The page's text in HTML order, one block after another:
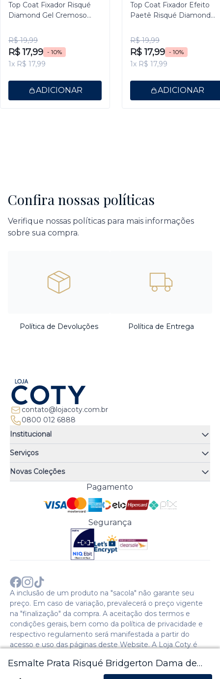
Esmalte Prata Risqué Bridgerton Dama de
Top Coat Fixador Risqué
Diamond Gel Cremoso
R$ 19,99
R$ 17,99 - 10%
1x R$ 17,99
ADICIONAR
Top Coat Fixador Efeito
Paetê Risqué Diamond
R$ 19,99
R$ 17,99 - 10%
1x R$ 17,99
ADICIONAR
Confira nossas políticas
Verifique nossas políticas para mais informações
sobre sua compra.
Política de Devoluções Política de Entrega
contato@lojacoty.com.br
0800 012 6888
Institucional
Quem somos
Quiz de fragrâncias
Trocas e Devoluções
Troque Fácil
Perguntas Frequentes
Política de Pagamento
Política de Entrega
Política de Privacidade
Comprar com CNPJ?
Sobre a COTY no mundo
Serviços
Atendimento
Meus Pedidos
Trabalhe Conosco
Preferências de Cookies
Novas Coleções
Cenoura & Bronze
Pagamento
Segurança
A inclusão de um produto na "sacola" não garante seu
preço. Em caso de variação, prevalecerá o preço vigente
na "finalização" da compra. A aceitação dos termos e
condições gerais, bem como da política de privacidade e
respectivo regulamento será manifestada a partir do
acesso e uso das páginas deste Website. A Loja Coty é
Endereço: Avenida Caio Cotrim,46. Galpão 1. Itaqui. Itapevi,
SP - CEP: 06696-060 - 2024 © Copyright Coty. Todos os